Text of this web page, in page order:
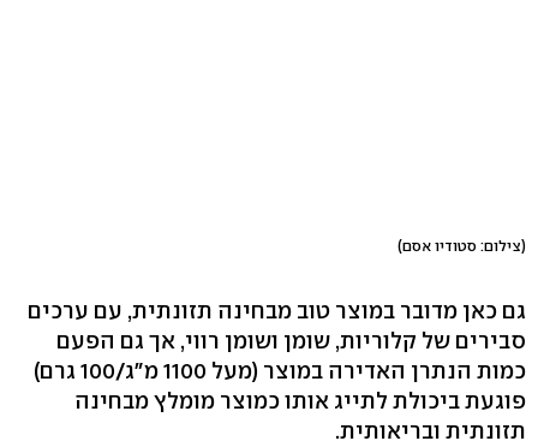
(צילום: סטודיו אסם)
גם כאן מדובר במוצר טוב מבחינה תזונתית, עם ערכים
סבירים של קלוריות, שומן ושומן רווי, אך גם הפעם
כמות הנתרן האדירה במוצר (מעל 1100 מ"ג/100 גרם)
פוגעת ביכולת לתייג אותו כמוצר מומלץ מבחינה
תזונתית ובריאותית.